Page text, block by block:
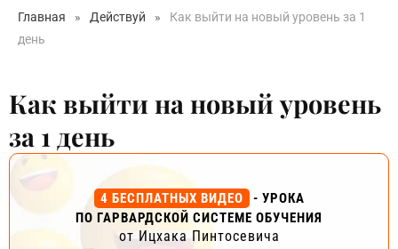
Главная » Действуй »
Как выйти на новый уровень за 1
день
Как выйти на новый уровень
за 1 день
4 БЕСПЛАТНЫХ ВИДЕО
- УРОКА
ПО ГАРВАРДСКОЙ СИСТЕМЕ ОБУЧЕНИЯ
от Ицхака Пинтосевича